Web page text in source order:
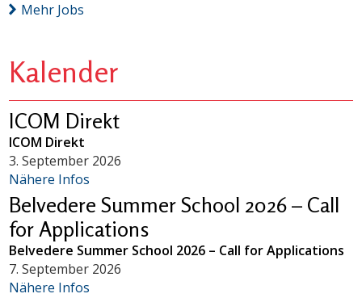
Mehr Jobs
Kalender
ICOM Direkt
ICOM Direkt
3. September 2026
Nähere Infos
Belvedere Summer School 2026 – Call
for Applications
Belvedere Summer School 2026 – Call for Applications
7. September 2026
Nähere Infos